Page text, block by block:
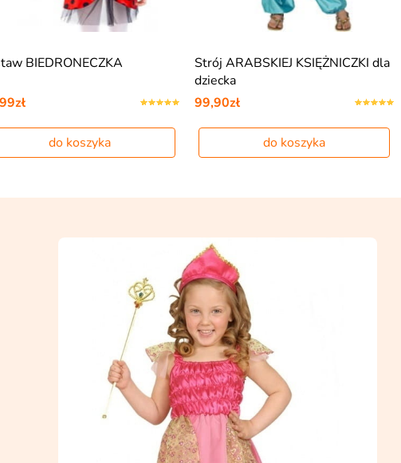
BIEDRONECZKA
do koszyka
Strój ARABSKIEJ KSIĘŻNICZKI dla
dziecka
99,90zł
do koszyka